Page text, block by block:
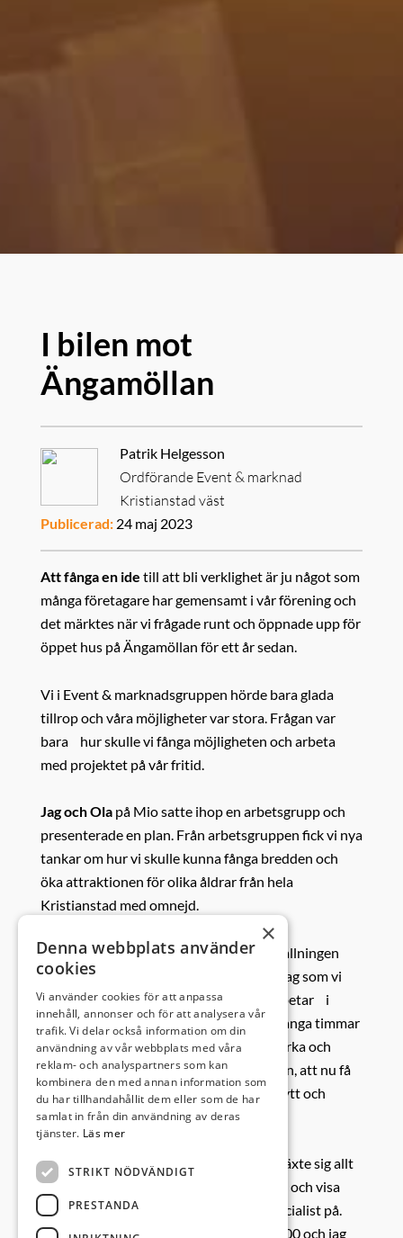
I bilen mot
Ängamöllan
Patrik Helgesson
Ordförande Event & marknad
Kristianstad väst
Publicerad:24 maj 2023
Att fånga en ide till att bli verklighet är ju något som
många företagare har gemensamt i vår förening och
det märktes när vi frågade runt och öppnade upp för
öppet hus på Ängamöllan för ett år sedan.
Vi i Event & marknadsgruppen hörde bara glada
tillrop och våra möjligheter var stora. Frågan var
bara hur skulle vi fånga möjligheten och arbeta
med projektet på vår fritid.
Jag och Olapå Mio satte ihop en arbetsgrupp och
presenterade en plan. Från arbetsgruppen fick vi nya
tankar om hur vi skulle kunna fånga bredden och
öka attraktionen för olika åldrar från hela
Kristianstad med omnejd.
Den stora bonuseffektenvar när Renhållningen
valde att fira sin 130 årsdag på samma dag som vi
planerade Ängamöllandagen. Vi som arbetar i
styrelsen och event & marknad gör ju många timmar
helt ideellt, för att vi just gillar att samverka och
utveckla våra verksamheter och områden, att nu få
samverka med returum var något helt nytt och
spännande.
Månaderna gick
och planen för dagen växte sig allt
starkare och fler och fler ville öppna upp och visa
sina fina företag och vad just man är specialist på.
Den 13 maj ringde min väckarklocka 06:00 och jag
×
Denna webbplats använder
cookies
Vi använder cookies för att anpassa
innehåll, annonser och för att analysera vår
trafik. Vi delar också information om din
användning av vår webbplats med våra
reklam- och analyspartners som kan
kombinera den med annan information som
du har tillhandahållit dem eller som de har
samlat in från din användning av deras
tjänster. Läs mer
STRIKT NÖDVÄNDIGT
PRESTANDA